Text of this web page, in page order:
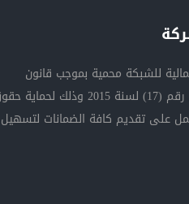
للشبكة محمية بموجب قانون
الاستثمار المصري رقم (17) لسنة 2015 وذلك
على تقديم كافة الضمانات لتسهيل